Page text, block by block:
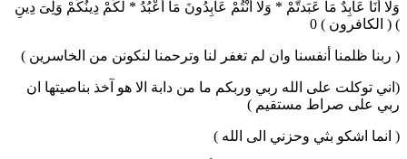
وَلا أَنَا عَابِدٌ مَا عَبَدتُّمْ * وَلا أَنْتُمْ عَابِدُونَ مَا أَعْبُدُ * لَكُمْ دِينُكُمْ وَلِىَ دِينِ
) ( الكافرون ) 0
( ربنا ظلمنا أنفسنا وان لم تغفر لنا وترحمنا لنكونن من الخاسرين )
(اني توكلت على الله ربي وربكم ما من دابة الا هو آخذ بناصيتها ان
ربي على صراط مستقيم )
( انما اشكو بثي وحزني الى الله )